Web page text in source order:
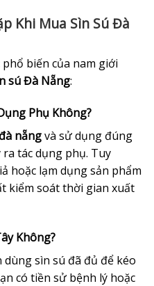
Khi Mua Sìn Sú Đà
biến của nam giới
sú Đà Nẵng:
Phụ Không?
nẵngvà sử dụng đúng
tác dụng phụ. Tuy
hoặc lạm dụng sản phẩm
kiểm soát thời gian xuất
Không?
sìn sú đã đủ để kéo
có tiền sử bệnh lý hoặc